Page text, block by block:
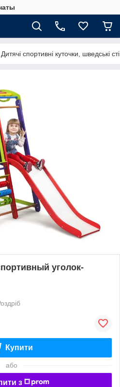
Дитячі спортивні куточки, шведські
уголок-
Купити
або
з